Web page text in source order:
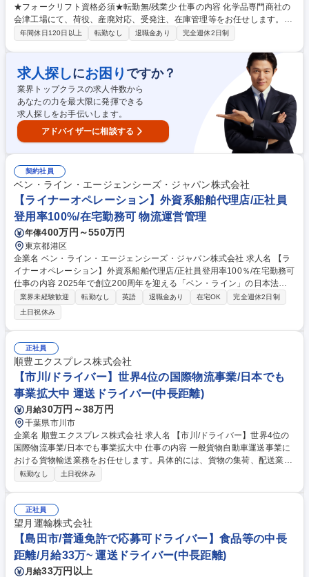
★フォークリフト資格必須★転勤無/残業少 仕事の内容 化学品専門商社の
会津工場にて、荷役、産廃対応、受発注、在庫管理等をお任せします。フ
ォークリフト操縦や力仕事など、体力を活かせます。将来的には管理職を
原材料等及び製品の入出庫作業及び入出荷作業等でのフォークリフトを使
用した構内物流業務 ■発注業務および納期・数量の管理 ■Excel・Wordを
使用した資料作成、データ入力、集計業務 ■産業廃棄物の処理業者との連
絡・調整及び排出作業並びに産業廃棄物に関する書類作成（マニフェスト
など） ■電話・メールによる社内外との連絡・調整業務 募集職種 【会津/
荷役作業,受発注,在庫管理等】★フォークリフト資格必須★転勤無/残業少
年間休日120日以上 転勤なし 退職金あり 完全週休2日制
求人探しにお困り ですか？
業界トップクラスの求人件数から
あなたの力を最大限に発揮できる
求人探しをお手伝いします。
アドバイザーに相談する
契約社員
ベン・ライン・エージェンシーズ・ジャパン株式会社
【ライナーオペレーション】外資系船舶代理店/正社員
登用率100%/在宅勤務可 物流運営管理
年俸400万円～550万円
東京都港区
企業名 ベン・ライン・エージェンシーズ・ジャパン株式会社 求人名 【ラ
イナーオペレーション】外資系船舶代理店/正社員登用率100％/在宅勤務可
仕事の内容 2025年で創立200周年を迎える「ベン・ライン」の日本法人
として設立された当社にて、オペレーション担当をお任せいたします。
【具体的には】定航部のオペレーションチームにて、毎週日本に寄港する
本船の運航管理、本船に関する事案への対応（含む請求書のチェック）、
コンテナの在庫管理、M&R、クレーム対応 募集職種 【ライナーオペレー
ション】外資系船舶代理店/正社員登用率100％/在宅勤務可
業界未経験歓迎 転勤なし 英語 退職金あり 在宅OK
完全週休2日制
土日祝休み
正社員
順豊エクスプレス株式会社
【市川/ドライバー】世界4位の国際物流事業/日本でも
事業拡大中 運送ドライバー(中長距離)
月給30万円～38万円
千葉県市川市
企業名 順豊エクスプレス株式会社 求人名 【市川/ドライバー】世界4位の
国際物流事業/日本でも事業拡大中 仕事の内容 一般貨物自動車運送事業に
おける貨物輸送業務をお任せします。具体的には、貨物の集荷、配送業
務、幹線輸送業務を担当していただきます。 【使用車両】4tトラック／10
運転を徹底できる方■貨物の適切な積み込みおよび荷崩れ・破損防止対策
を行える方■お客様および社内スタッフと円滑なコミュニケーションが取
れる方■上司の指示に従い、その他関連業務にも柔軟に対応できる方 募集
職種 【市川/ドライバー】世界4位の国際物流事業/日本でも事業拡大中
転勤なし 土日祝休み
正社員
望月運輸株式会社
【島田市/普通免許で応募可ドライバー】食品等の中長
距離/月給33万~ 運送ドライバー(中長距離)
月給33万円以上